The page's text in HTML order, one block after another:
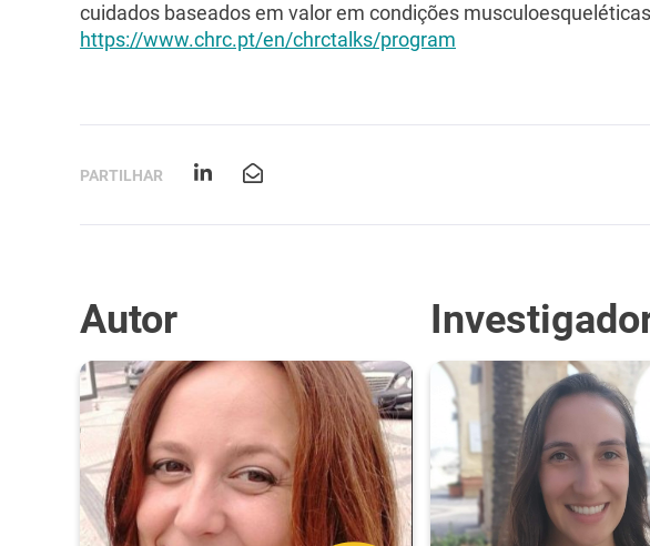
cuidados baseados em valor em condições
https://www.chrc.pt/en/chrctalks/program
PARTILHAR
Autor